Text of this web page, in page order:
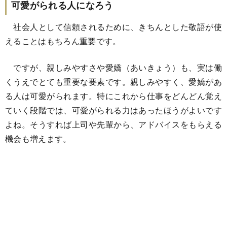
可愛がられる人になろう
社会人として信頼されるために、きちんとした敬語が使
えることはもちろん重要です。
ですが、親しみやすさや愛嬌（あいきょう）も、実は働
くうえでとても重要な要素です。親しみやすく、愛嬌があ
る人は可愛がられます。特にこれから仕事をどんどん覚え
ていく段階では、可愛がられる力はあったほうがよいです
よね。そうすれば上司や先輩から、アドバイスをもらえる
機会も増えます。